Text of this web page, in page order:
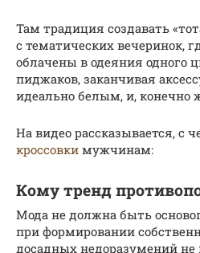
Там традиция создавать
с тематических вечеринок,
облачены в одеяния одного
пиджаков, заканчивая
идеально белым, и, конечно
На видео рассказывается, с
кроссовки мужчинам:
Кому тренд
Мода не должна быть
при формировании
досадных недоразумений